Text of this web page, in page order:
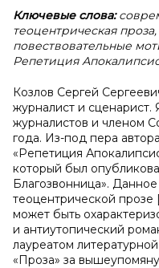
Ключевые слова:
теоцентрическая
повествовательные
Репетиция
Козлов Сергей
журналист и сценарист.
журналистов и членом
года. Из-под пера
«Репетиция
который был
Благозвонница».
теоцентрической
может быть
и антиутопический
лауреатом
«Проза» за